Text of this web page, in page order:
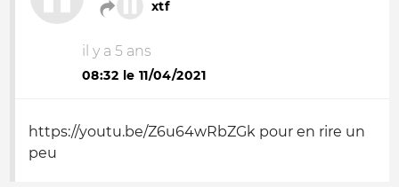
xtf
il y a 5 ans
08:32 le 11/04/2021
https://youtu.be/Z6u64wRbZGk pour en rire un
peu